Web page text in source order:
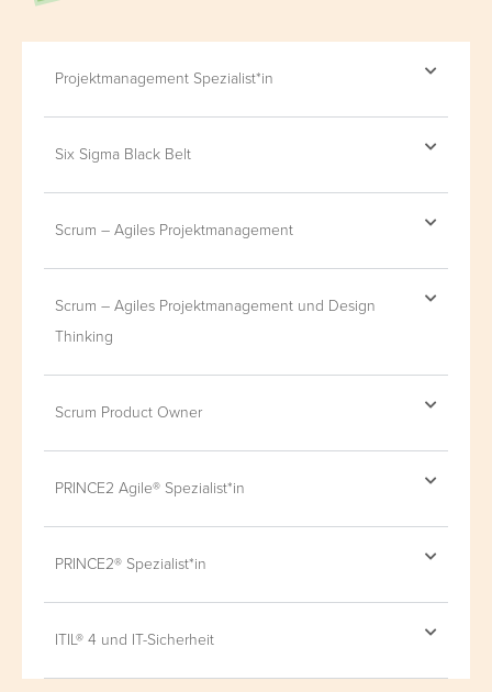
Projektmanagement Spezialist*in
Six Sigma Black Belt
Scrum – Agiles Projektmanagement
Scrum – Agiles Projektmanagement und Design
Thinking
Scrum Product Owner
PRINCE2 Agile® Spezialist*in
PRINCE2® Spezialist*in
ITIL® 4 und IT-Sicherheit